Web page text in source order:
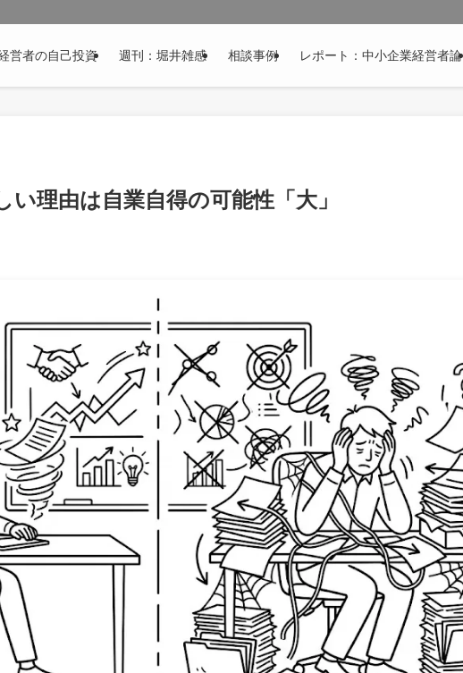
営者の自己投資 週刊：堀井雑感 相談事例 レポート：中小企業経営者論
い理由は自業自得の可能性「大」